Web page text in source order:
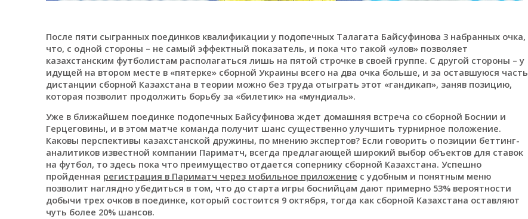
После пяти сыгранных поединков квалификации у подопечных Талагата Байсуфинова 3 набранных очка,
что, с одной стороны – не самый эффектный показатель, и пока что такой «улов» позволяет
казахстанским футболистам располагаться лишь на пятой строчке в своей группе. С другой стороны – у
идущей на втором месте в «пятерке» сборной Украины всего на два очка больше, и за оставшуюся часть
дистанции сборной Казахстана в теории можно без труда отыграть этот «гандикап», заняв позицию,
которая позволит продолжить борьбу за «билетик» на «мундиаль».
Уже в ближайшем поединке подопечных Байсуфинова ждет домашняя встреча со сборной Боснии и
Герцеговины, и в этом матче команда получит шанс существенно улучшить турнирное положение.
Каковы перспективы казахстанской дружины, по мнению экспертов? Если говорить о позиции беттинг-
аналитиков известной компании Париматч, всегда предлагающей широкий выбор объектов для ставок
на футбол, то здесь пока что преимущество отдается сопернику сборной Казахстана. Успешно
пройденная регистрация в Париматч через мобильное приложение с удобным и понятным меню
позволит наглядно убедиться в том, что до старта игры боснийцам дают примерно 53% вероятности
добычи трех очков в поединке, который состоится 9 октября, тогда как сборной Казахстана оставляют
чуть более 20% шансов.